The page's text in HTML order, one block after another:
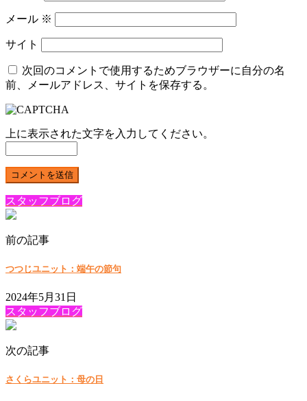
メール ※
サイト
次回のコメントで使用するためブラウザーに自分の名
前、メールアドレス、サイトを保存する。
上に表示された文字を入力してください。
スタッフブログ
前の記事
つつじユニット：端午の節句
2024年5月31日
スタッフブログ
次の記事
さくらユニット：母の日